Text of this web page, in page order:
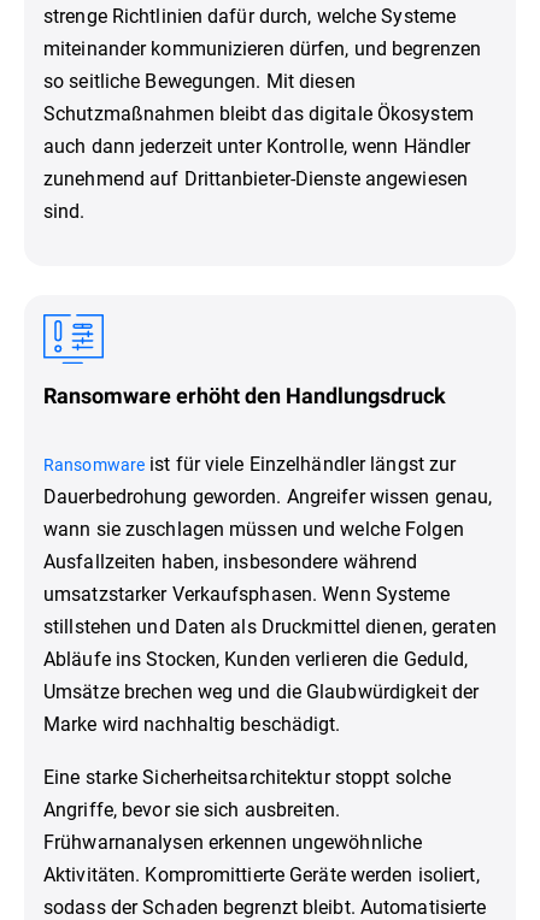
strenge Richtlinien dafür durch, welche Systeme
miteinander kommunizieren dürfen, und begrenzen
so seitliche Bewegungen. Mit diesen
Schutzmaßnahmen bleibt das digitale Ökosystem
auch dann jederzeit unter Kontrolle, wenn Händler
zunehmend auf Drittanbieter-Dienste angewiesen
sind.
Ransomware erhöht den Handlungsdruck
Ransomware ist für viele Einzelhändler längst zur
Dauerbedrohung geworden. Angreifer wissen genau,
wann sie zuschlagen müssen und welche Folgen
Ausfallzeiten haben, insbesondere während
umsatzstarker Verkaufsphasen. Wenn Systeme
stillstehen und Daten als Druckmittel dienen, geraten
Abläufe ins Stocken, Kunden verlieren die Geduld,
Umsätze brechen weg und die Glaubwürdigkeit der
Marke wird nachhaltig beschädigt.
Eine starke Sicherheitsarchitektur stoppt solche
Angriffe, bevor sie sich ausbreiten.
Frühwarnanalysen erkennen ungewöhnliche
Aktivitäten. Kompromittierte Geräte werden isoliert,
sodass der Schaden begrenzt bleibt. Automatisierte